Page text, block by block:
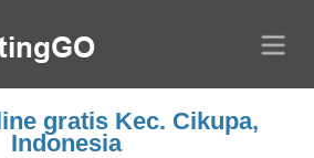
gratis Kec. Cikupa,
Indonesia